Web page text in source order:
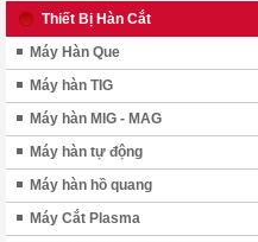
Thiết Bị Hàn Cắt
Máy Hàn Que
Máy hàn TIG
Máy hàn MIG - MAG
Máy hàn tự động
Máy hàn hồ quang
Máy Cắt Plasma